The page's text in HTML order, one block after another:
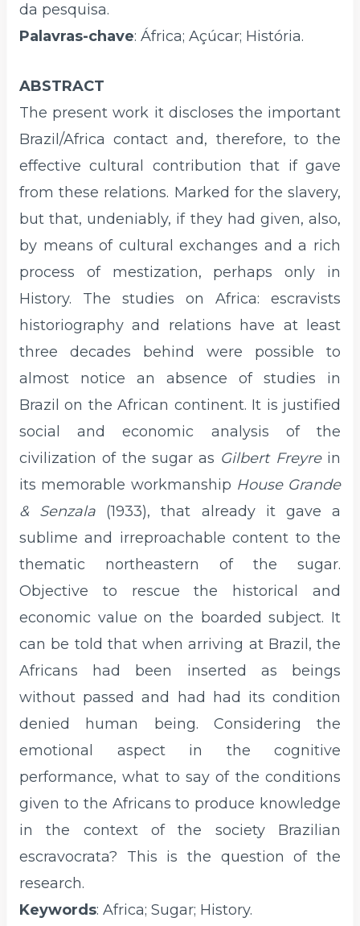
da pesquisa.
Palavras-chave: África; Açúcar; História.
ABSTRACT
The present work it discloses the important
Brazil/Africa contact and, therefore, to the
effective cultural contribution that if gave
from these relations. Marked for the slavery,
but that, undeniably, if they had given, also,
by means of cultural exchanges and a rich
process of mestization, perhaps only in
History. The studies on Africa: escravists
historiography and relations have at least
three decades behind were possible to
almost notice an absence of studies in
Brazil on the African continent. It is justified
social and economic analysis of the
civilization of the sugar as Gilbert Freyre in
its memorable workmanship House Grande
& Senzala (1933), that already it gave a
sublime and irreproachable content to the
thematic northeastern of the sugar.
Objective to rescue the historical and
economic value on the boarded subject. It
can be told that when arriving at Brazil, the
Africans had been inserted as beings
without passed and had had its condition
denied human being. Considering the
emotional aspect in the cognitive
performance, what to say of the conditions
given to the Africans to produce knowledge
in the context of the society Brazilian
escravocrata? This is the question of the
research.
Keywords: Africa; Sugar; History.